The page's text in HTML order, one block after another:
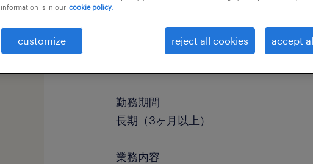
勤務期間
長期（3ヶ月以上）
業務内容
information is in our cookie policy.
customize reject all cookies accept